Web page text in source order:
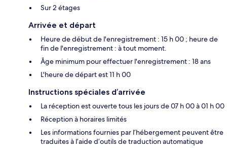
Sur 2 étages
Arrivée et départ
Heure de début de l'enregistrement : 15 h 00 ; heure de
fin de l'enregistrement : à tout moment.
Âge minimum pour effectuer l'enregistrement : 18 ans
L'heure de départ est 11 h 00
Instructions spéciales d’arrivée
La réception est ouverte tous les jours de 07 h 00 à 01 h 00
Réception à horaires limités
Les informations fournies par l’hébergement peuvent être
traduites à l’aide d’outils de traduction automatique